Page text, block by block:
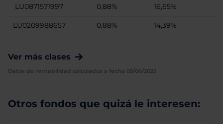
LU0871571997 0,88% 16,65%
LU0209988657 0,88% 14,39%
Ver más clases
Datos de rentabilidad calculados a fecha 05/06/2025
Otros fondos que quizá le interesen: